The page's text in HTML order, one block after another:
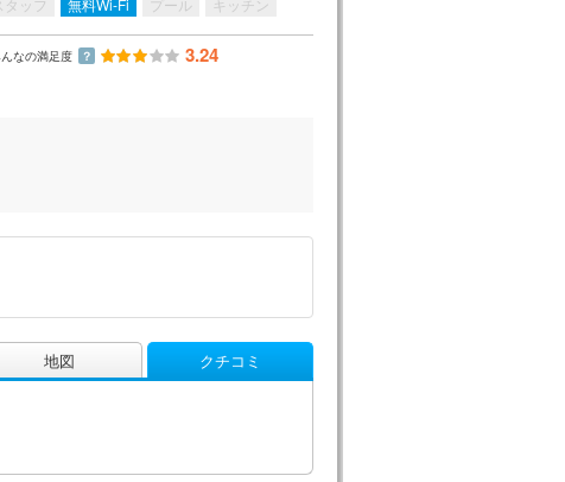
タッフ 無料Wi-Fi プール キッチン
なの満足度 ？ 3.24
地図 クチコミ